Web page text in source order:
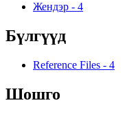
Жендэр - 4
Бүлгүүд
Reference Files - 4
Шошго